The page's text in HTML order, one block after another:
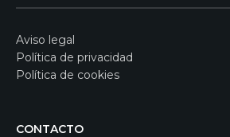
Aviso legal
Política de privacidad
Política de cookies
CONTACTO